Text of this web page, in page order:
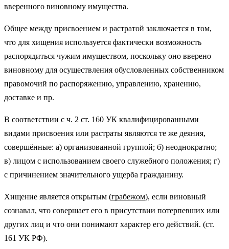
вверенного виновному имущества.
Общее между присвоением и растратой заключается в том,
что для хищения используется фактически возможность
распорядиться чужим имуществом, поскольку оно вверено
виновному для осуществления обусловленных собственником
правомочий по распоряжению, управлению, хранению,
доставке и пр.
В соответствии с ч. 2 ст. 160 УК квалифицированными
видами присвоения или растраты являются те же деяния,
совершённые: а) организованной группой; б) неоднократно;
в) лицом с использованием своего служебного положения; г)
с причинением значительного ущерба гражданину.
Хищение является открытым (грабежом), если виновный
сознавал, что совершает его в присутствии потерпевших или
других лиц и что они понимают характер его действий. (ст.
161 УК РФ).